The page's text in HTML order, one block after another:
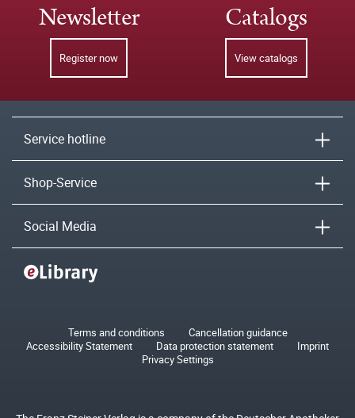
Newsletter
Register now
Catalogs
View catalogs
Service hotline
Shop-Service
Social Media
Terms and conditions
Cancellation guidance
Accessibility Statement
Data protection statement
Imprint
Privacy Settings